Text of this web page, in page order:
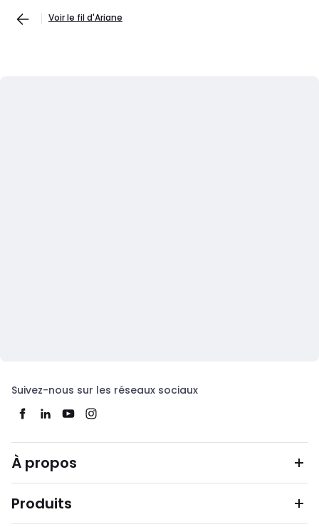
Voir le fil d'Ariane
Suivez-nous sur les réseaux sociaux
À propos
Produits